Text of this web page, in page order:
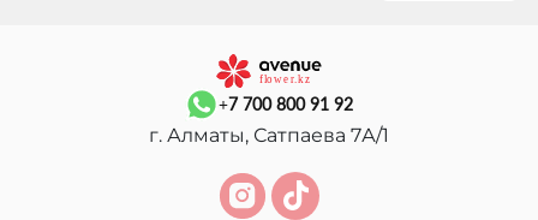
+7 700 800 91 92
г. Алматы, Сатпаева 7А/1